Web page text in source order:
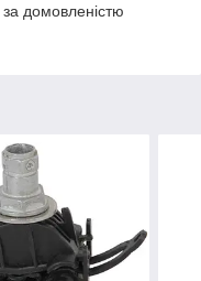
домовленістю